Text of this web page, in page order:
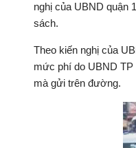
nghị của UBND quận
sách.
Theo kiến nghị của
mức phí do UBND TP
mà gửi trên đường.